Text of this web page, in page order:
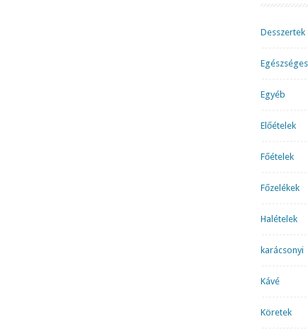
Desszertek
Egészséges
Egyéb
Előételek
Főételek
Főzelékek
Halételek
karácsonyi
Kávé
Köretek